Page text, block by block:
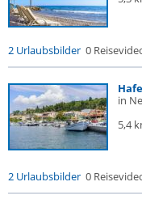
2 Urlaubsbilder 0
in
5,4
2 Urlaubsbilder 0